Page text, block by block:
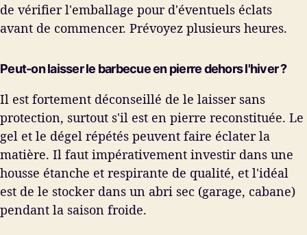
de vérifier l'emballage pour d'éventuels éclats
avant de commencer. Prévoyez plusieurs heures.
Peut-on laisser le barbecue en pierre dehors l'hiver ?
Il est fortement déconseillé de le laisser sans
protection, surtout s'il est en pierre reconstituée. Le
gel et le dégel répétés peuvent faire éclater la
matière. Il faut impérativement investir dans une
housse étanche et respirante de qualité, et l'idéal
est de le stocker dans un abri sec (garage, cabane)
pendant la saison froide.